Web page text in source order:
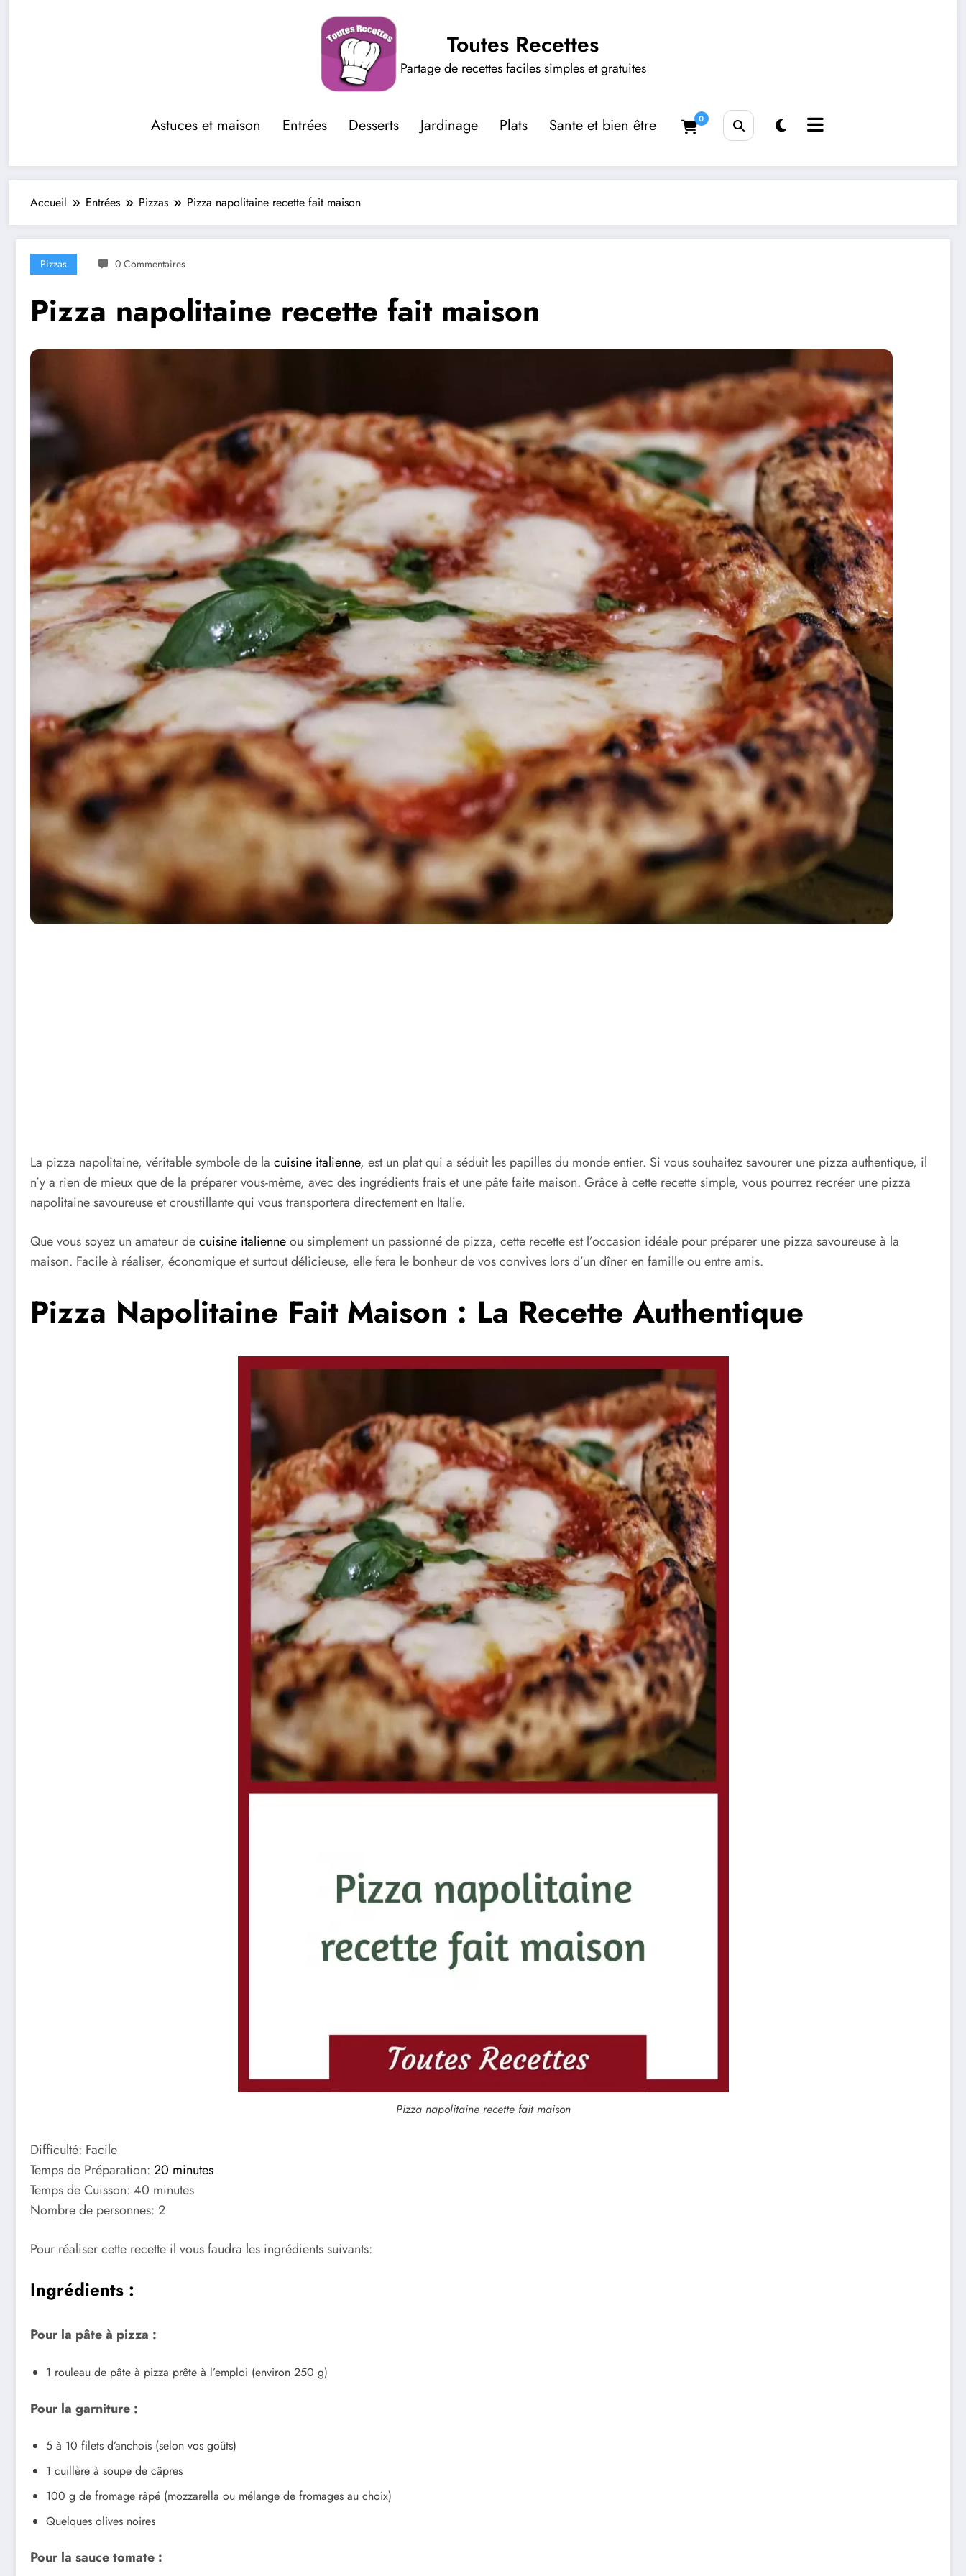
Toutes Recettes
Partage de recettes faciles simples et gratuites
Astuces et maison Entrées Desserts Jardinage Plats Sante et bien être 0
Accueil Entrées Pizzas Pizza napolitaine recette fait maison
Pizzas 0 Commentaires
Pizza napolitaine recette fait maison
La pizza napolitaine, véritable symbole de la cuisine italienne, est un plat qui a séduit les papilles du monde entier. Si vous souhaitez savourer une pizza authentique, il
n’y a rien de mieux que de la préparer vous-même, avec des ingrédients frais et une pâte faite maison. Grâce à cette recette simple, vous pourrez recréer une pizza
napolitaine savoureuse et croustillante qui vous transportera directement en Italie.
Que vous soyez un amateur decuisine italienneou simplement un passionné de pizza, cette recette est l’occasion idéale pour préparer une pizza savoureuse à la
maison. Facile à réaliser, économique et surtout délicieuse, elle fera le bonheur de vos convives lors d’un dîner en famille ou entre amis.
Pizza Napolitaine Fait Maison : La Recette Authentique
Pizza napolitaine recette fait maison
Difficulté: Facile
Temps de Préparation: 20 minutes
Temps de Cuisson: 40 minutes
Nombre de personnes: 2
Pour réaliser cette recette il vous faudra les ingrédients suivants:
Ingrédients :
Pour la pâte à pizza :
1 rouleau de pâte à pizza prête à l’emploi (environ 250 g)
Pour la garniture :
5 à 10 filets d’anchois (selon vos goûts)
1 cuillère à soupe de câpres
100 g de fromage râpé (mozzarella ou mélange de fromages au choix)
Quelques olives noires
Pour la sauce tomate :